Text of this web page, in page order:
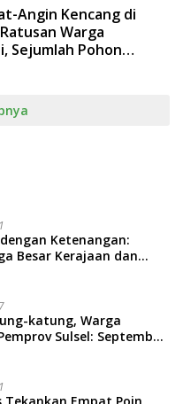
Angin Kencang di
Warga
Sejumlah Pohon
Ketenangan:
Besar Kerajaan dan
katung, Warga
Sulsel: September